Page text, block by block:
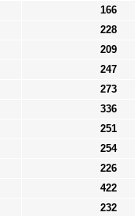
166
228
209
247
273
336
251
254
226
422
232